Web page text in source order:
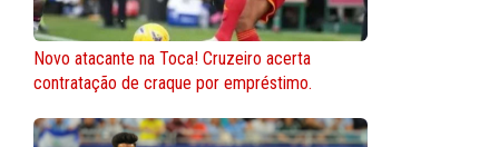
Novo atacante na Toca! Cruzeiro acerta
contratação de craque por empréstimo.